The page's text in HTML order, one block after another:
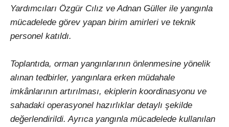
Yardımcıları Özgür Cılız ve Adnan Güller ile yangınla
mücadelede görev yapan birim amirleri ve teknik
personel katıldı.
Toplantıda, orman yangınlarının önlenmesine yönelik
alınan tedbirler, yangınlara erken müdahale
imkânlarının artırılması, ekiplerin koordinasyonu ve
sahadaki operasyonel hazırlıklar detaylı şekilde
değerlendirildi. Ayrıca yangınla mücadelede kullanılan